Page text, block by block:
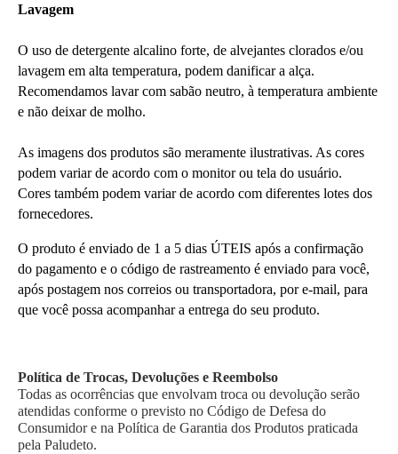
Lavagem
O uso de detergente alcalino forte, de alvejantes clorados e/ou
lavagem em alta temperatura, podem danificar a alça.
Recomendamos lavar com sabão neutro, à temperatura ambiente
e não deixar de molho.
As imagens dos produtos são meramente ilustrativas. As cores
podem variar de acordo com o monitor ou tela do usuário.
Cores também podem variar de acordo com diferentes lotes dos
fornecedores.
O produto é enviado de 1 a 5 dias ÚTEIS após a confirmação
do pagamento e o código de rastreamento é enviado para você,
após postagem nos correios ou transportadora, por e-mail, para
que você possa acompanhar a entrega do seu produto.
Política de Trocas, Devoluções e Reembolso
Todas as ocorrências que envolvam troca ou devolução serão
atendidas conforme o previsto no Código de Defesa do
Consumidor e na Política de Garantia dos Produtos praticada
pela Paludeto.